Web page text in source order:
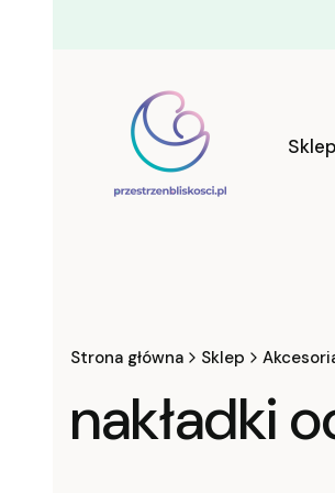
Sklep
Strona główna Sklep
nakładki